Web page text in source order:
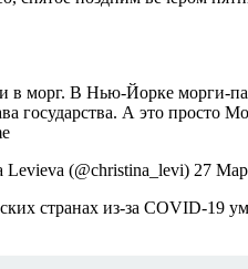
морг. В Нью-Йорке морги-
государства. А это просто
Levieva (@christina_levi) 27
странах из-за COVID-